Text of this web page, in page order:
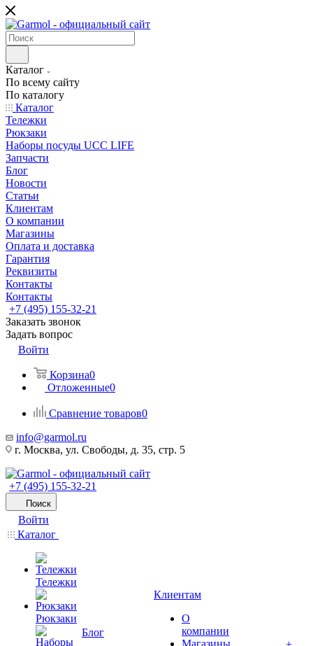
Каталог
По всему сайту
По каталогу
Каталог
Тележки
Рюкзаки
Наборы посуды UCC LIFE
Запчасти
Блог
Новости
Статьи
Клиентам
О компании
Магазины
Оплата и доставка
Гарантия
Реквизиты
Контакты
Контакты
+7 (495) 155-32-21
Заказать звонок
Задать вопрос
Войти
Корзина0
Отложенные0
Сравнение товаров0
info@garmol.ru
г. Москва, ул. Свободы, д. 35, стр. 5
+7 (495) 155-32-21
Поиск
Войти
Каталог
Тележки
Рюкзаки
Блог
Клиентам
О
компании
Магазины